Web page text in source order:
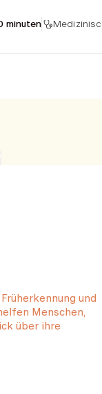
minuten
und
Menschen,
über ihre